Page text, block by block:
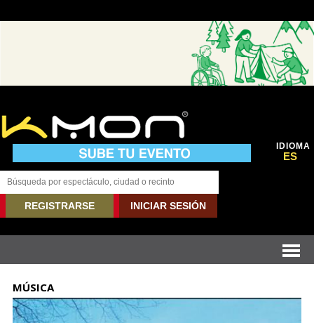
IDIOMA
ES
REGISTRARSE INICIAR SESIÓN
MÚSICA